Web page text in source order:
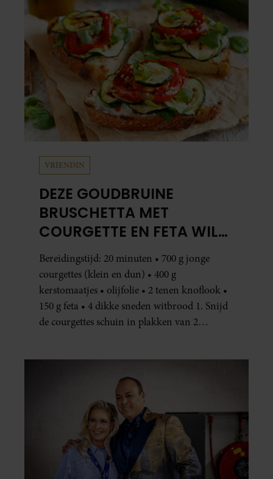
VRIENDIN
DEZE GOUDBRUINE
BRUSCHETTA MET
COURGETTE EN FETA WIL
JE METEEN MAKEN
Bereidingstijd: 20 minuten • 700 g jonge
courgettes (klein en dun) • 400 g
kerstomaatjes • olijfolie • 2 tenen knoflook •
150 g feta • 4 dikke sneden witbrood 1. Snijd
de courgettes schuin in plakken van 2